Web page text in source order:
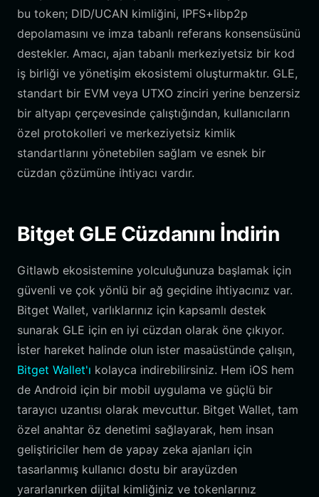
bu token; DID/UCAN kimliğini, IPFS+libp2p
depolamasını ve imza tabanlı referans konsensüsünü
destekler. Amacı, ajan tabanlı merkeziyetsiz bir kod
iş birliği ve yönetişim ekosistemi oluşturmaktır. GLE,
standart bir EVM veya UTXO zinciri yerine benzersiz
bir altyapı çerçevesinde çalıştığından, kullanıcıların
özel protokolleri ve merkeziyetsiz kimlik
standartlarını yönetebilen sağlam ve esnek bir
cüzdan çözümüne ihtiyacı vardır.
Bitget GLE Cüzdanını İndirin
Gitlawb ekosistemine yolculuğunuza başlamak için
güvenli ve çok yönlü bir ağ geçidine ihtiyacınız var.
Bitget Wallet, varlıklarınız için kapsamlı destek
sunarak GLE için en iyi cüzdan olarak öne çıkıyor.
İster hareket halinde olun ister masaüstünde çalışın,
Bitget Wallet'ı kolayca indirebilirsiniz. Hem iOS hem
de Android için bir mobil uygulama ve güçlü bir
tarayıcı uzantısı olarak mevcuttur. Bitget Wallet, tam
özel anahtar öz denetimi sağlayarak, hem insan
geliştiriciler hem de yapay zeka ajanları için
tasarlanmış kullanıcı dostu bir arayüzden
yararlanırken dijital kimliğiniz ve tokenlarınız